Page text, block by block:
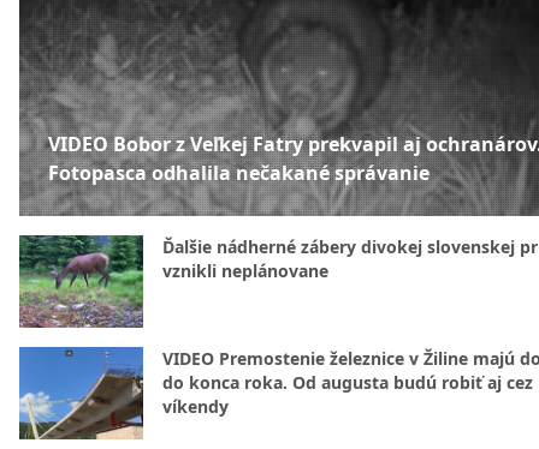
VIDEO Bobor z Veľkej Fatry prekvapil aj
Fotopasca odhalila nečakané správanie
Ďalšie nádherné zábery divokej slovenskej
vznikli neplánovane
VIDEO Premostenie železnice v Žiline majú
do konca roka. Od augusta budú robiť aj cez
víkendy